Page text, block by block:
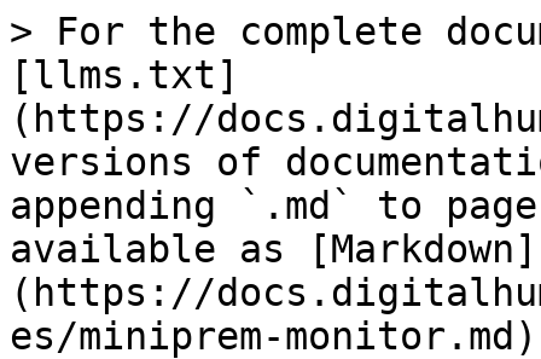
> For the complete
[llms.txt]
(https://
versions of
appending `.md` to
available as [Markdown]
(https://
es/miniprem-